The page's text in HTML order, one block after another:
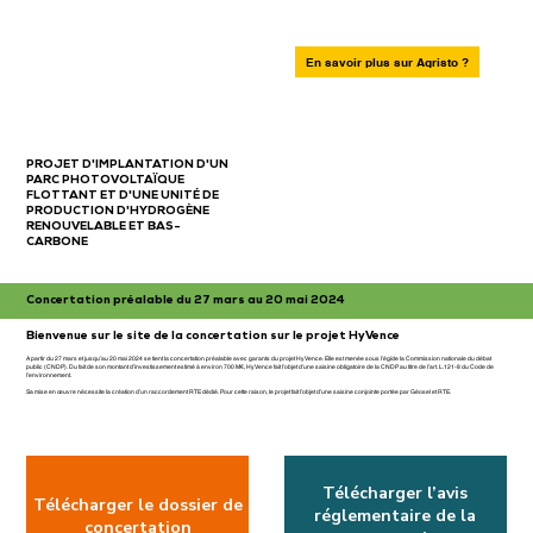
En savoir plus sur Agristo ?
PROJET D'IMPLANTATION D'UN
PARC PHOTOVOLTAÏQUE
FLOTTANT ET D'UNE UNITÉ DE
PRODUCTION D'HYDROGÈNE
RENOUVELABLE ET BAS-
CARBONE
Concertation préalable du 27 mars au 20 mai 2024
A partir du 27 mars et jusqu’au 20 mai 2024 se tient la concertation préalable avec garants du projet HyVence. Elle est menée sous l’égide la Commission nationale du débat
public (CNDP). Du fait de son montant d’investissement estimé à environ 700 M€, HyVence fait l’objet d’une saisine obligatoire de la CNDP au titre de l’art. L.121-8 du Code de
l’environnement.
Sa mise en œuvre nécessite la création d’un raccordement RTE dédié. Pour cette raison, le projet fait l’objet d’une saisine conjointe portée par Géosel et RTE.
Télécharger le dossier de
concertation
Télécharger l’avis
réglementaire de la
Bienvenue sur le site de la concertation sur le projet HyVence